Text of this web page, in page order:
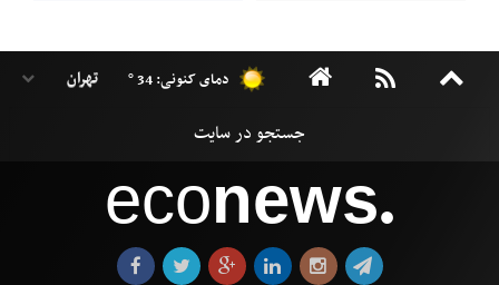
دمای کنونی: 34 °
econews●